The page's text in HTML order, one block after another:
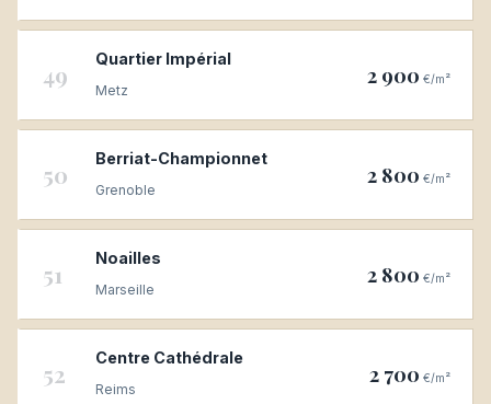
49
Quartier Impérial
Metz
2 900 €/m²
50
Berriat-Championnet
Grenoble
2 800 €/m²
51
Noailles
Marseille
2 800 €/m²
52
Centre Cathédrale
Reims
2 700 €/m²